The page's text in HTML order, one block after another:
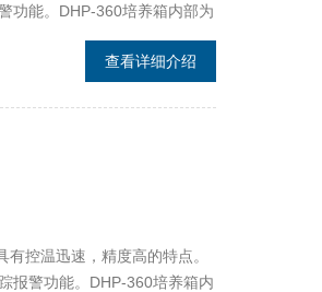
功能。DHP-360培养箱内部为
后内有钢化玻璃门，便于观察
内温度的均匀性。查看详细介绍
控温迅速，精度高的特点。
报警功能。DHP-360培养箱内